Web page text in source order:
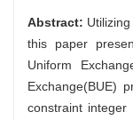
Abstract:
this paper
Uniform
Exchange(BUE)
constraint